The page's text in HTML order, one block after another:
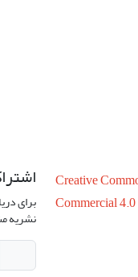
Creative
Commercial
برای
نشریه